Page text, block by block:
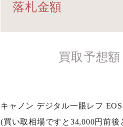
落札金額
買取予想額
キャノン デジタル一眼レフ
(買い取相場ですと34,000円前